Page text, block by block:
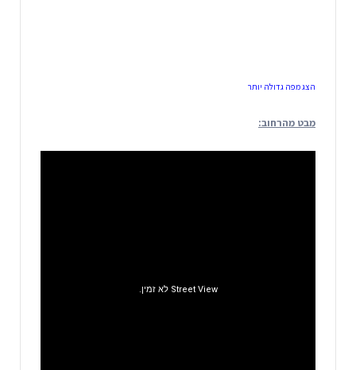
הצג מפה גדולה יותר
מבט מהרחוב: